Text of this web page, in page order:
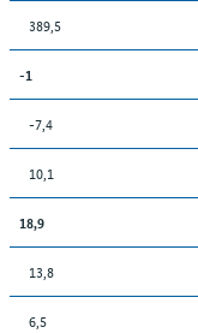
389,5
-1
-7,4
10,1
18,9
13,8
6,5